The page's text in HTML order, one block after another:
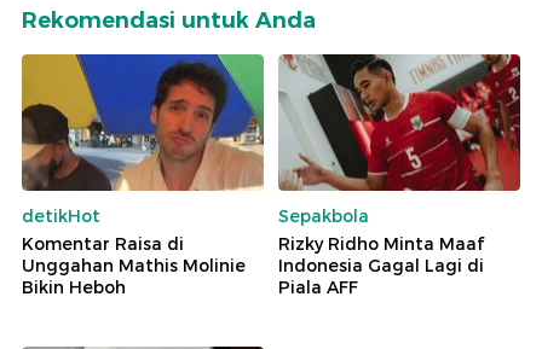
Rekomendasi untuk Anda
detikHot
Komentar Raisa di
Unggahan Mathis Molinie
Bikin Heboh
Sepakbola
Rizky Ridho Minta Maaf
Indonesia Gagal Lagi di
Piala AFF